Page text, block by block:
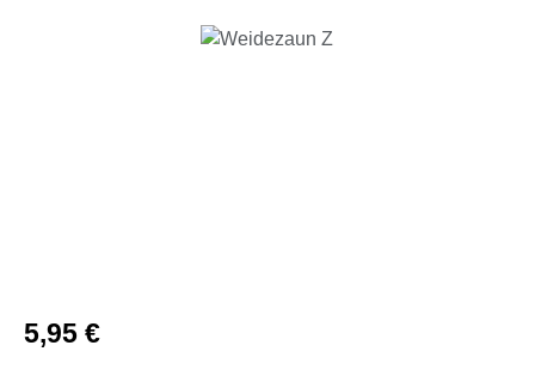
Bildergalerie überspringen
Regulärer Preis:
5,95 €